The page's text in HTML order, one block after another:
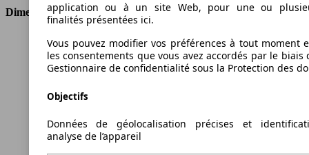
Dimensions
Longueur
4907 mm
Hauteur
1462 mm
Largeur
1860 mm
Poids maximum
Charge maximale
580 kg
Portes
application ou à un site Web, pour une ou
finalités présentées ici.
Vous pouvez modifier vos préférences à tout moment
les consentements que vous avez accordés par le biais
Gestionnaire de confidentialité sous la Protection des
Objectifs
Données de géolocalisation précises et
analyse de l’appareil